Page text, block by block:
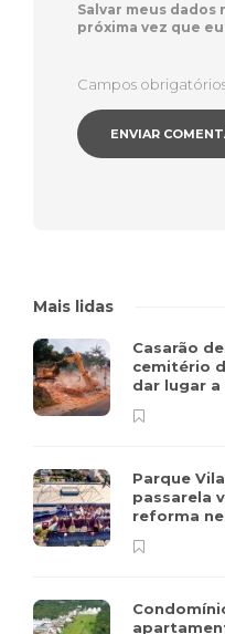
Salvar meus dados
próxima vez que
Campos
Mais lidas
Casarão
cemitério
dar lugar
Parque
passarela
reforma